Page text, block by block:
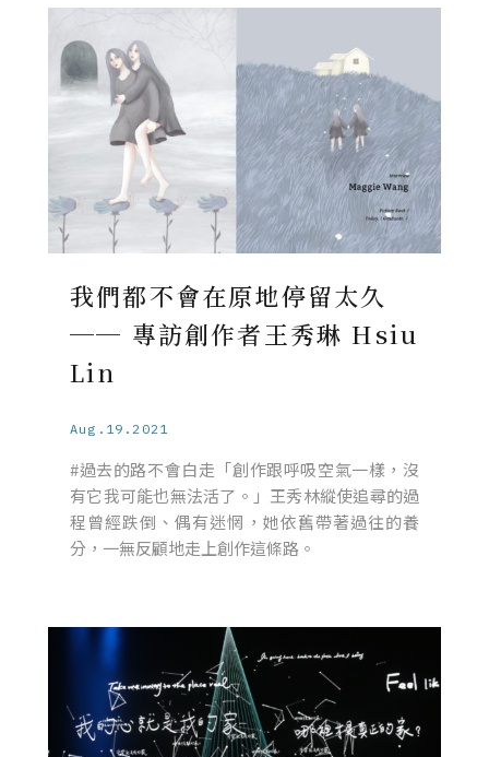
我們都不會在原地停留太久
── 專訪創作者王秀琳 Hsiu
Lin
Aug.19.2021
#過去的路不會白走「創作跟呼吸空氣一樣，沒
有它我可能也無法活了。」王秀林縱使追尋的過
程曾經跌倒、偶有迷惘，她依舊帶著過往的養
分，一無反顧地走上創作這條路。